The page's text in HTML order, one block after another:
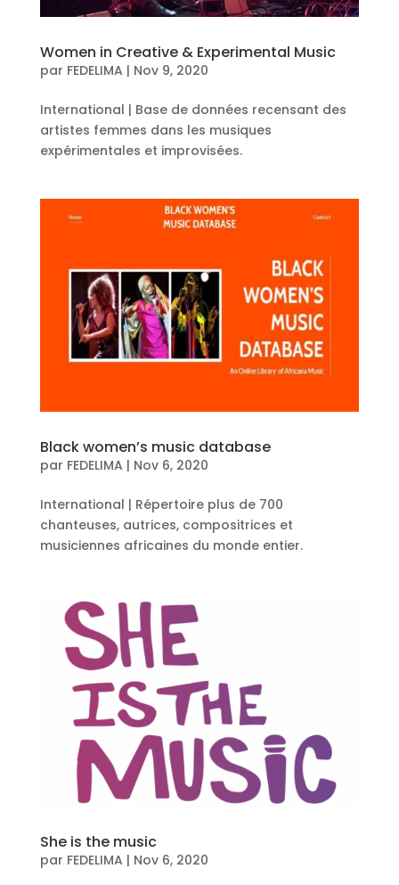
Women in Creative & Experimental Music
par FEDELIMA | Nov 9, 2020
International | Base de données recensant des
artistes femmes dans les musiques
expérimentales et improvisées.
Black women’s music database
par FEDELIMA | Nov 6, 2020
International | Répertoire plus de 700
chanteuses, autrices, compositrices et
musiciennes africaines du monde entier.
She is the music
par FEDELIMA | Nov 6, 2020